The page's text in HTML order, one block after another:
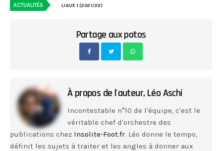
ACTUALITÉS LIGUE 1 (2021/22)
Partage aux potos
À propos de l'auteur, Léo Aschi
Incontestable n°10 de l'équipe, c'est le
véritable chef d'orchestre des
publications chez Insolite-Foot.fr. Léo donne le tempo,
définit les sujets à traiter et les angles à donner aux